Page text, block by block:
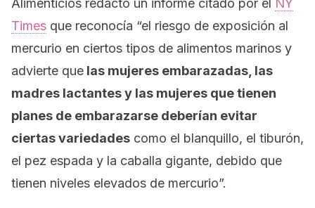
Alimenticios redactó un informe citado por el NY
Times que reconocía “el riesgo de exposición al
mercurio en ciertos tipos de alimentos marinos y
advierte que las mujeres embarazadas, las
madres lactantes y las mujeres que tienen
planes de embarazarse deberían evitar
ciertas variedades como el blanquillo, el tiburón,
el pez espada y la caballa gigante, debido que
tienen niveles elevados de mercurio”.